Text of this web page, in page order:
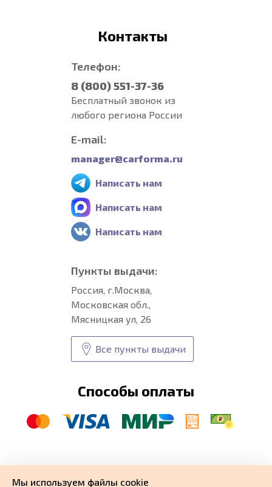
Контакты
Телефон:
8 (800) 551-37-36
Бесплатный звонок из
любого региона России
E-mail:
manager@carforma.ru
Написать нам
Написать нам
Написать нам
Пункты выдачи:
Россия, г.Москва,
Московская обл.,
Мясницкая ул, 26
Все пункты выдачи
Способы оплаты
автоковрики
Мы используем файлы cookie